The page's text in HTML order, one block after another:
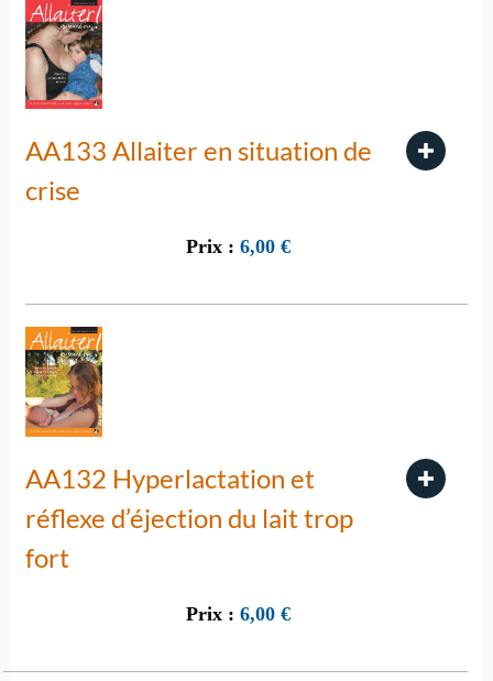
AA133 Allaiter en situation de
crise
Prix : 6,00 €
AA132 Hyperlactation et
réflexe d’éjection du lait trop
fort
Prix : 6,00 €